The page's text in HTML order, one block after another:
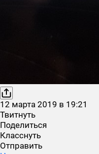
12 марта 2019 в 19:21
Твитнуть
Поделиться
Класснуть
Отправить